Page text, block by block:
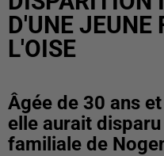
D'UNE JEUNE
L'OISE
Âgée de 30 ans
elle aurait
familiale de